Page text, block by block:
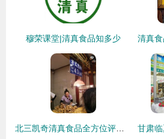
穆荣课堂|清真食品知多少